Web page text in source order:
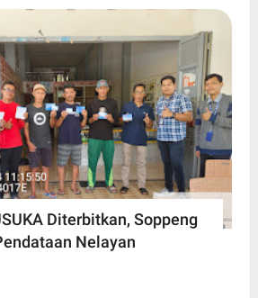
Diterbitkan, Soppeng
Nelayan